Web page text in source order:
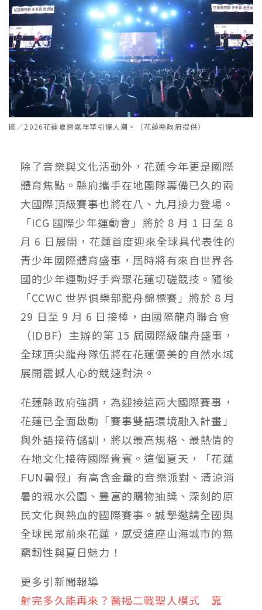
圖／2026花蓮夏戀嘉年華引爆人潮。（花蓮縣政府提供）
除了音樂與文化活動外，花蓮今年更是國際
體育焦點。縣府攜手在地團隊籌備已久的兩
大國際頂級賽事也將在八、九月接力登場。
「ICG 國際少年運動會」將於 8 月 1 日至 8
月 6 日展開，花蓮首度迎來全球具代表性的
青少年國際體育盛事，屆時將有來自世界各
國的少年運動好手齊聚花蓮切磋競技。隨後
「CCWC 世界俱樂部龍舟錦標賽」將於 8 月
29 日至 9 月 6 日接棒，由國際龍舟聯合會
（IDBF）主辦的第 15 屆國際級龍舟盛事，
全球頂尖龍舟隊伍將在花蓮優美的自然水域
展開震撼人心的競速對決。
花蓮縣政府強調，為迎接這兩大國際賽事，
花蓮已全面啟動「賽事雙語環境融入計畫」
與外語接待儲訓，將以最高規格、最熱情的
在地文化接待國際貴賓。這個夏天，「花蓮
FUN暑假」有高含金量的音樂派對、清涼消
暑的親水公園、豐富的購物抽獎、深刻的原
民文化與熱血的國際賽事。誠摯邀請全國與
全球民眾前來花蓮，感受這座山海城市的無
窮韌性與夏日魅力！
更多引新聞報導
射完多久能再來？醫揭二戰聖人模式 靠